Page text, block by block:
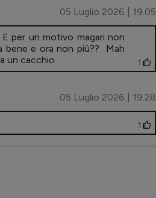
05 Luglio 2026 | 19.05
per un motivo magari non
bene e ora non più?? Mah
un cacchio
1
05 Luglio 2026 | 19.28
1